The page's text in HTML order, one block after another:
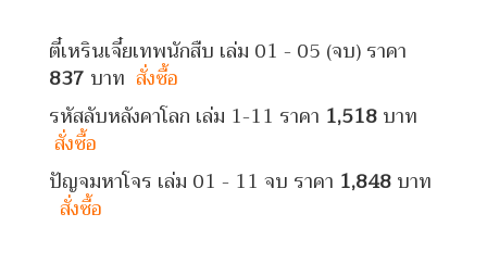
ตี๋เหรินเจี๋ยเทพนักสืบ เล่ม 01 - 05 (จบ) ราคา
837 บาท สั่งซื้อ
รหัสลับหลังคาโลก เล่ม 1-11 ราคา 1,518บาท
สั่งซื้อ
ปัญจมหาโจร เล่ม 01 - 11 จบ ราคา 1,848บาท
สั่งซื้อ